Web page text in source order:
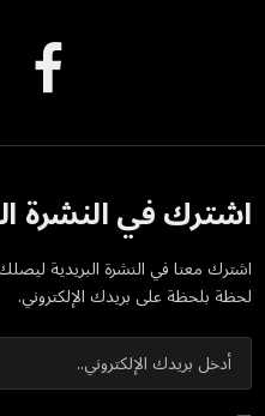
فيسبوك
اشترك في النشرة
اشترك معنا في النشرة البريدية
لحظة بلحظة على بريدك الإلكتروني.